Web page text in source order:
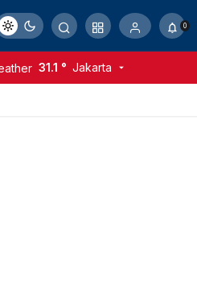
0
31.1 ° Jakarta